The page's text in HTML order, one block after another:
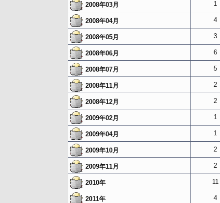
2008年03月 1
2008年04月 4
2008年05月 3
2008年06月 6
2008年07月 5
2008年11月 2
2008年12月 2
2009年02月 1
2009年04月 1
2009年10月 2
2009年11月 2
2010年 11
2011年 4